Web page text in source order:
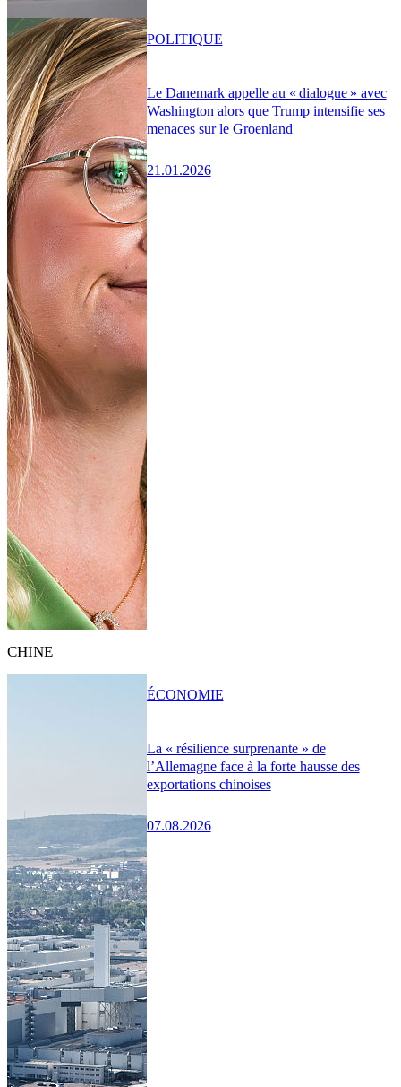
Le Danemark appelle au « dialogue » avec
Washington alors que Trump intensifie ses
menaces sur le Groenland
21.01.2026
POLITIQUE
CHINE
La « résilience surprenante » de
l’Allemagne face à la forte hausse des
exportations chinoises
07.08.2026
ÉCONOMIE